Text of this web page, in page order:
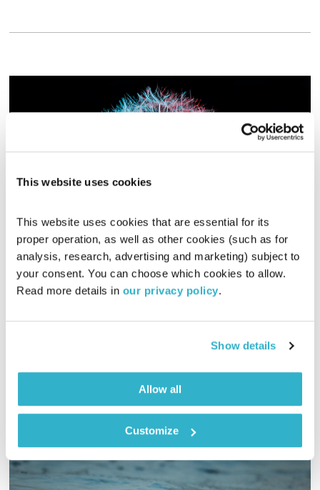
This website uses cookies
This website uses cookies that are essential for its
proper operation, as well as other cookies (such as for
analysis, research, advertising and marketing) subject to
your consent. You can choose which cookies to allow.
Read more details in our privacy policy.
Show details
Allow all
Customize
עולם קטן – 31.5.23
עולם קטן
אורי בנקהלטר
מסע מוזיקלי יומי עם אורי בנקהלטר, והפעם – נעים, אקוסטי
אודיו